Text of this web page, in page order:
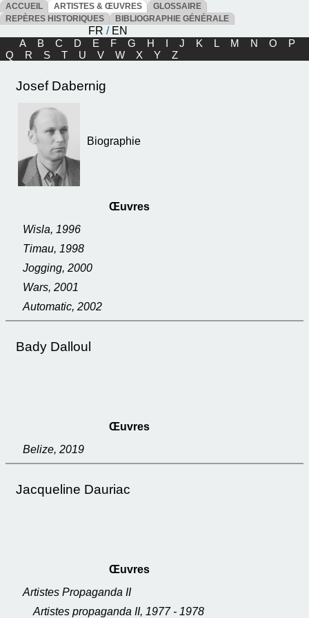
ACCUEIL ARTISTES & ŒUVRES
GLOSSAIRE
REPÈRES HISTORIQUES
BIBLIOGRAPHIE GÉNÉRALE
FR / EN
A
B C D E F G H I J K L M N O
P
Q
R S T U V W X Y Z